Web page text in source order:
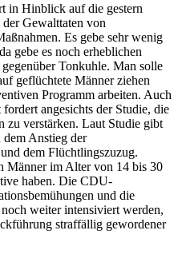
in Hinblick auf die gestern
Gewalttaten von
Es gebe sehr wenig
gebe es noch erheblichen
Tonkuhle. Man solle
geflüchtete Männer ziehen
Programm arbeiten. Auch
angesichts der Studie, die
zu verstärken. Laut Studie gibt
dem Anstieg der
dem Flüchtlingszuzug.
Männer im Alter von 14 bis 30
haben. Die CDU-
und die
weiter intensiviert werden,
straffällig gewordener